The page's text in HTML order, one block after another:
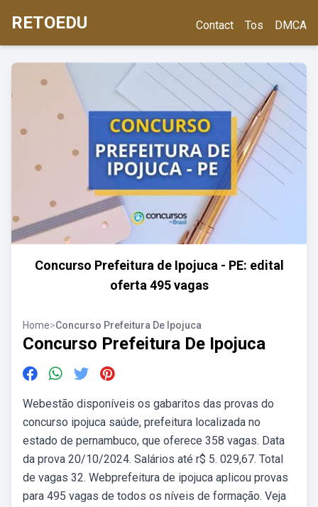
RETOEDU Contact Tos DMCA
Concurso Prefeitura de Ipojuca - PE: edital
oferta 495 vagas
Home>Concurso Prefeitura De Ipojuca
Concurso Prefeitura De Ipojuca
Webestão disponíveis os gabaritos das provas do
concurso ipojuca saúde, prefeitura localizada no
estado de pernambuco, que oferece 358 vagas. Data
da prova 20/10/2024. Salários até r$ 5. 029,67. Total
de vagas 32. Webprefeitura de ipojuca aplicou provas
para 495 vagas de todos os níveis de formação. Veja